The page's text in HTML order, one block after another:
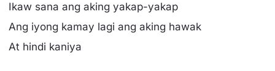
Ikaw sana ang aking yakap-yakap
Ang iyong kamay lagi ang aking hawak
At hindi kaniya